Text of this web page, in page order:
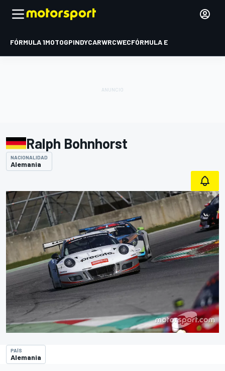
FÓRMULA 1MOTOGPINDYCARWRCWECFÓRMULA E
Ralph Bohnhorst
NACIONALIDAD
Alemania
PAÍS
Alemania